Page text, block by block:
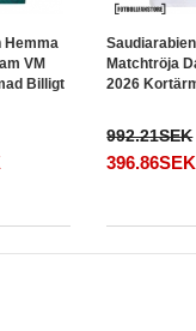
Hemma
VM
Billigt
Matchtröja
2026
992.21SEK
396.86SEK